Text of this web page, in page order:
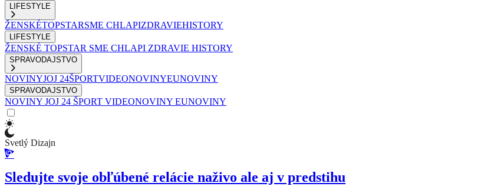
LIFESTYLE
ŽENSKÉTOPSTARSME CHLAPIZDRAVIEHISTORY
LIFESTYLE
ŽENSKÉ TOPSTAR SME CHLAPI ZDRAVIE HISTORY
SPRAVODAJSTVO
NOVINYJOJ 24ŠPORTVIDEONOVINYEUNOVINY
SPRAVODAJSTVO
NOVINY JOJ 24 ŠPORT VIDEONOVINY EUNOVINY
Svetlý Dizajn
Sledujte svoje obľúbené relácie naživo ale aj v predstihu